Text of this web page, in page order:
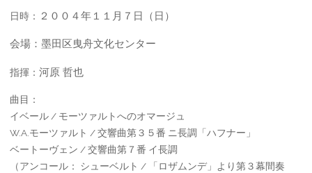
日時： ２００４年１１月７日（日）
会場：墨田区曳舟文化センター
指揮： 河原 哲也
曲目：
イベール / モーツァルトへのオマージュ
W.A.モーツァルト / 交響曲第３５番 ニ長調「ハフナー」
ベートーヴェン / 交響曲第７番 イ長調
（アンコール： シューベルト / 「ロザムンデ」より第３幕間奏